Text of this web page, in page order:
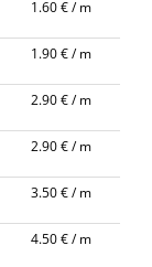
1.60 € / m
1.90 € / m
2.90 € / m
2.90 € / m
3.50 € / m
4.50 € / m